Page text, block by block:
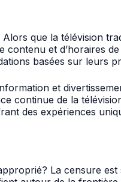
que la télévision
et d’horaires
basées sur leurs
et
continue de la
des expériences
La censure